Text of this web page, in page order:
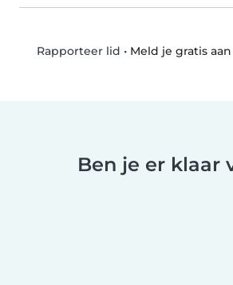
Rapporteer lid • Meld je gratis aan
Ben je er klaar